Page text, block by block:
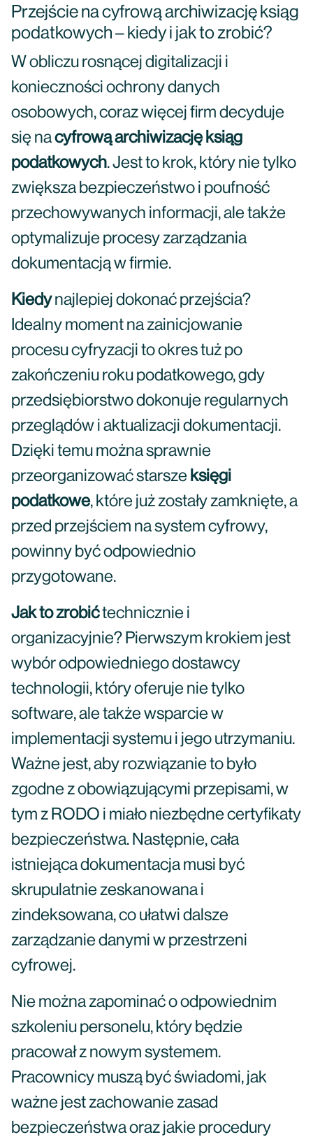
Przejście na cyfrową archiwizację ksiąg
podatkowych – kiedy i jak to zrobić?
W obliczu rosnącej digitalizacji i
konieczności ochrony danych
osobowych, coraz więcej firm decyduje
się nacyfrową archiwizację ksiąg
podatkowych. Jest to krok, który nie tylko
zwiększa bezpieczeństwo i poufność
przechowywanych informacji, ale także
optymalizuje procesy zarządzania
dokumentacją w firmie.
Kiedynajlepiej dokonać przejścia?
Idealny moment na zainicjowanie
procesu cyfryzacji to okres tuż po
zakończeniu roku podatkowego, gdy
przedsiębiorstwo dokonuje regularnych
przeglądów i aktualizacji dokumentacji.
Dzięki temu można sprawnie
przeorganizować starsze księgi
podatkowe, które już zostały zamknięte, a
przed przejściem na system cyfrowy,
powinny być odpowiednio
przygotowane.
Jak to zrobićtechnicznie i
organizacyjnie? Pierwszym krokiem jest
wybór odpowiedniego dostawcy
technologii, który oferuje nie tylko
software, ale także wsparcie w
implementacji systemu i jego utrzymaniu.
Ważne jest, aby rozwiązanie to było
zgodne z obowiązującymi przepisami, w
tym z RODO i miało niezbędne certyfikaty
bezpieczeństwa. Następnie, cała
istniejąca dokumentacja musi być
skrupulatnie zeskanowana i
zindeksowana, co ułatwi dalsze
zarządzanie danymi w przestrzeni
cyfrowej.
Nie można zapominać o odpowiednim
szkoleniu personelu, który będzie
pracował z nowym systemem.
Pracownicy muszą być świadomi, jak
ważne jest zachowanie zasad
bezpieczeństwa oraz jakie procedury